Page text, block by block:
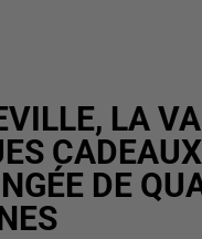
LA
CADEAUX
DE